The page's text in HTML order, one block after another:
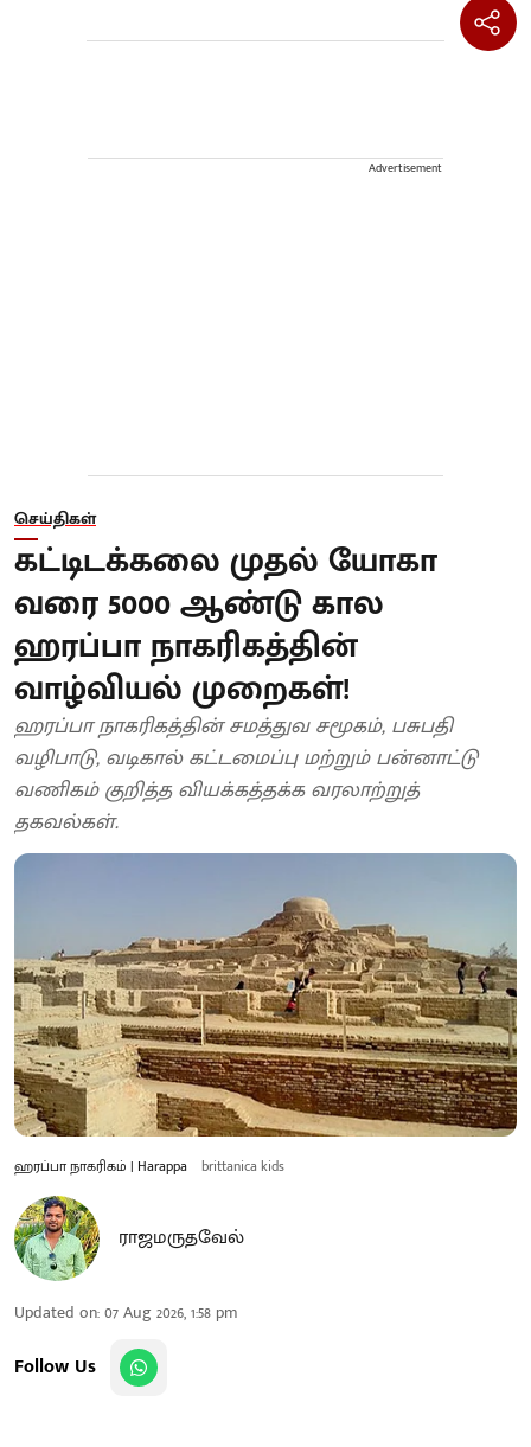
Advertisement
செய்திகள்
கட்டிடக்கலை முதல் யோகா
வரை 5000 ஆண்டு கால
ஹரப்பா நாகரிகத்தின்
வாழ்வியல் முறைகள்!
ஹரப்பா நாகரிகத்தின் சமத்துவ சமூகம், பசுபதி
வழிபாடு, வடிகால் கட்டமைப்பு மற்றும் பன்னாட்டு
வணிகம் குறித்த வியக்கத்தக்க வரலாற்றுத்
தகவல்கள்.
ஹரப்பா நாகரிகம் | Harappa brittanica kids
ராஜமருதவேல்
Updated on:07 Aug 2026, 1:58 pm
Follow Us